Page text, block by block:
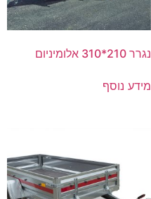
נגרר 210*310 אלומיניום
מידע נוסף